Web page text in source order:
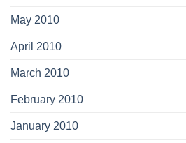
May 2010
April 2010
March 2010
February 2010
January 2010